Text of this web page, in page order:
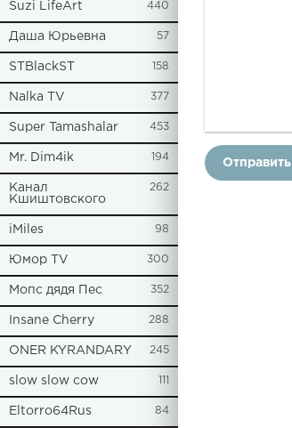
Suzi LifeArt 440
Даша Юрьевна 57
STBlackST 158
Nalka TV 377
Super Tamashalar 453
Mr. Dim4ik 194
Канал
Кшиштовского
262
iMiles 98
Юмор TV 300
Мопс дядя Пес 352
Insane Cherry 288
ONER KYRANDARY 245
slow slow cow 111
Eltorro64Rus 84
Отправить